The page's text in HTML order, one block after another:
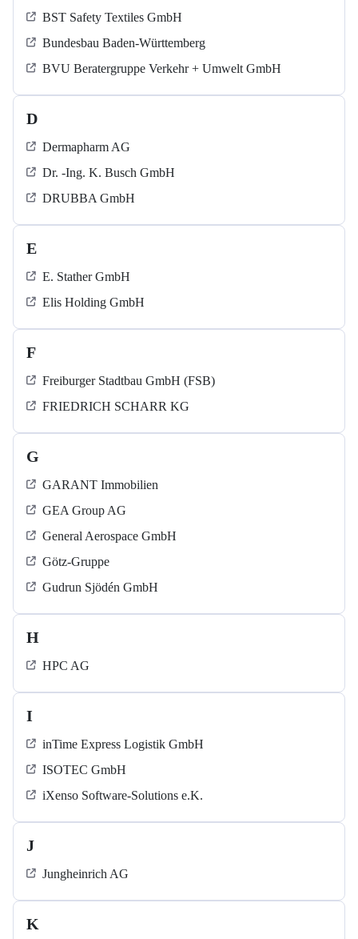
BST Safety Textiles GmbH
Bundesbau Baden-Württemberg
BVU Beratergruppe Verkehr + Umwelt GmbH
D
Dermapharm AG
Dr. -Ing. K. Busch GmbH
DRUBBA GmbH
E
E. Stather GmbH
Elis Holding GmbH
F
Freiburger Stadtbau GmbH (FSB)
FRIEDRICH SCHARR KG
G
GARANT Immobilien
GEA Group AG
General Aerospace GmbH
Götz-Gruppe
Gudrun Sjödén GmbH
H
HPC AG
I
inTime Express Logistik GmbH
ISOTEC GmbH
iXenso Software-Solutions e.K.
J
Jungheinrich AG
K